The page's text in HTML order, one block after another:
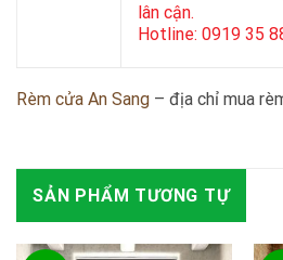
lân cận.
Hotline: 0919 35
Rèm cửa An Sang – địa chỉ mua
SẢN PHẨM TƯƠNG TỰ